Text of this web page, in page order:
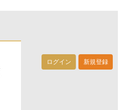
ログイン 新規登録